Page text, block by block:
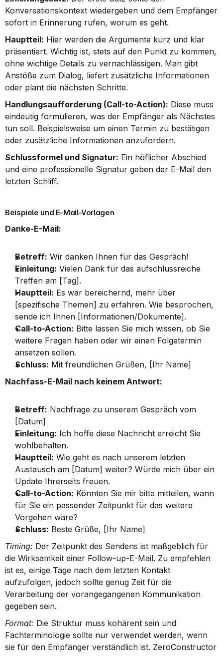
Konversationskontext wiedergeben und dem Empfänger
sofort in Erinnerung rufen, worum es geht.
Hauptteil: Hier werden die Argumente kurz und klar
präsentiert. Wichtig ist, stets auf den Punkt zu kommen,
ohne wichtige Details zu vernachlässigen. Man gibt
Anstöße zum Dialog, liefert zusätzliche Informationen
oder plant die nächsten Schritte.
Handlungsaufforderung (Call-to-Action): Diese muss
eindeutig formulieren, was der Empfänger als Nächstes
tun soll. Beispielsweise um einen Termin zu bestätigen
oder zusätzliche Informationen anzufordern.
Schlussformel und Signatur: Ein höflicher Abschied
und eine professionelle Signatur geben der E-Mail den
letzten Schliff.
Beispiele und E-Mail-Vorlagen
Danke-E-Mail:
Betreff: Wir danken Ihnen für das Gespräch!
Einleitung: Vielen Dank für das aufschlussreiche
Treffen am [Tag].
Hauptteil: Es war bereichernd, mehr über
[spezifische Themen] zu erfahren. Wie besprochen,
sende ich Ihnen [Informationen/Dokumente].
Call-to-Action: Bitte lassen Sie mich wissen, ob Sie
weitere Fragen haben oder wir einen Folgetermin
ansetzen sollen.
Schluss: Mit freundlichen Grüßen, [Ihr Name]
Nachfass-E-Mail nach keinem Antwort:
Betreff: Nachfrage zu unserem Gespräch vom
[Datum]
Einleitung: Ich hoffe diese Nachricht erreicht Sie
wohlbehalten.
Hauptteil: Wie geht es nach unserem letzten
Austausch am [Datum] weiter? Würde mich über ein
Update Ihrerseits freuen.
Call-to-Action: Könnten Sie mir bitte mitteilen, wann
für Sie ein passender Zeitpunkt für das weitere
Vorgehen wäre?
Schluss: Beste Grüße, [Ihr Name]
Timing: Der Zeitpunkt des Sendens ist maßgeblich für
die Wirksamkeit einer Follow-up-E-Mail. Zu empfehlen
ist es, einige Tage nach dem letzten Kontakt
aufzufolgen, jedoch sollte genug Zeit für die
Verarbeitung der vorangegangenen Kommunikation
gegeben sein.
Format: Die Struktur muss kohärent sein und
Fachterminologie sollte nur verwendet werden, wenn
sie für den Empfänger verständlich ist. ZeroConstructor